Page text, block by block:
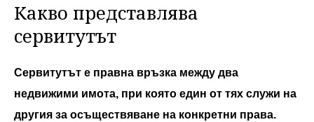
Какво представлява
сервитутът
Сервитутът е правна връзка между два
недвижими имота, при която един от тях служи на
другия за осъществяване на конкретни права.